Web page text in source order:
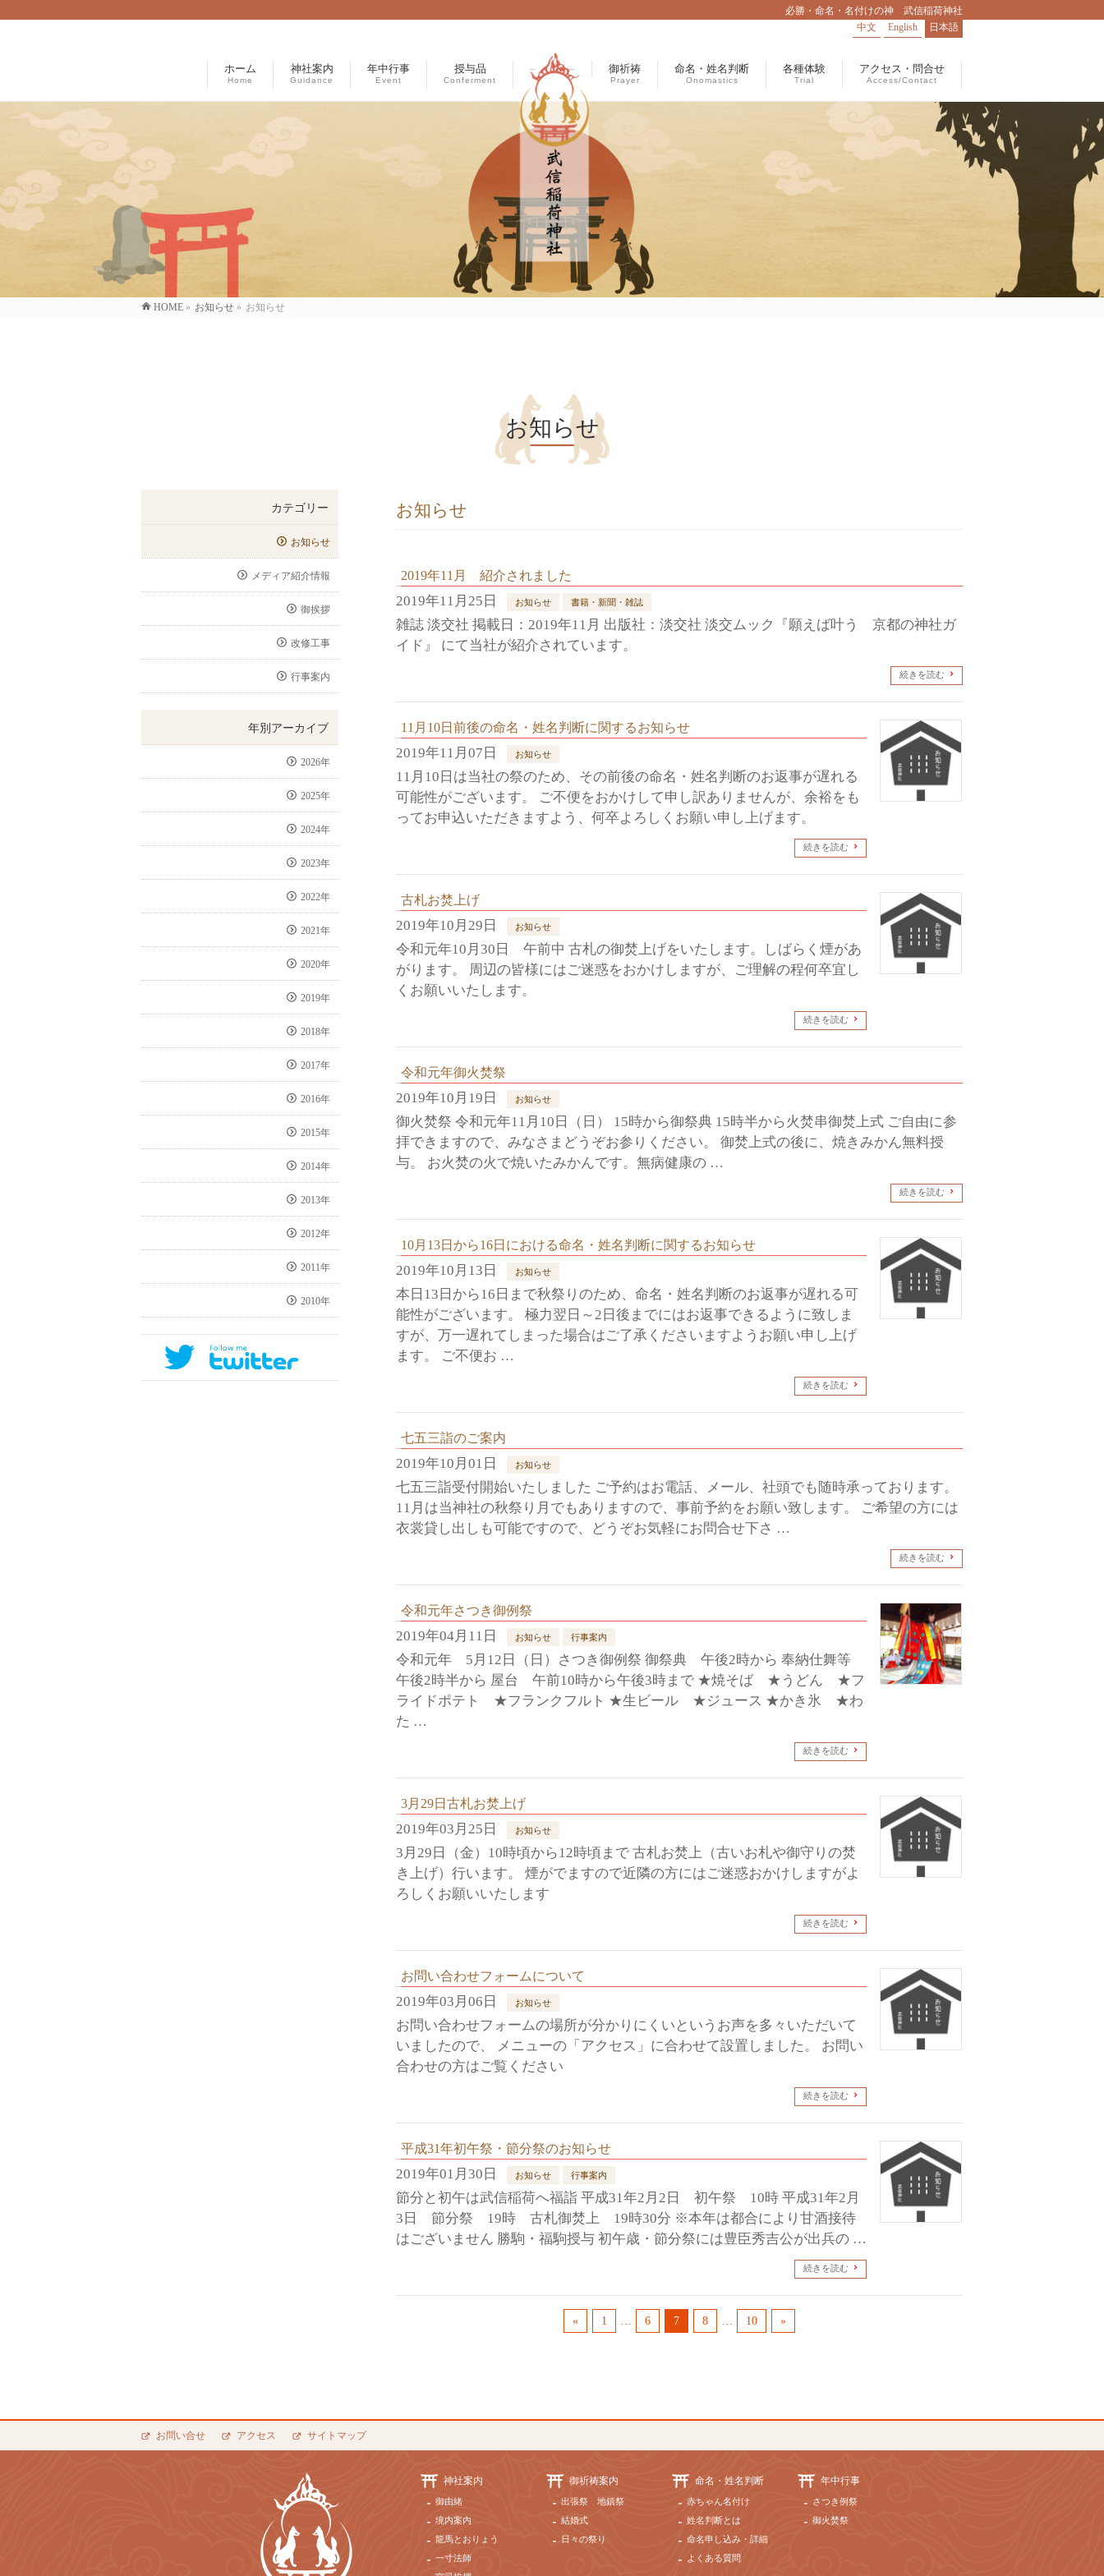
必勝・命名・名付けの神 武信稲荷神社
日本語
English
中文
ホーム
Home
神社案内
Guidance
年中行事
Event
授与品
Conferment
– – 御祈祷
Prayer
命名・姓名判断
Onomastics
各種体験
Trial
アクセス・問合せ
Access/Contact
HOME » お知らせ » お知らせ
お知らせ
お知らせ
2019年11月 紹介されました
2019年11月25日 お知らせ 書籍・新聞・雑誌
雑誌 淡交社 掲載日：2019年11月 出版社：淡交社 淡交ムック『願えば叶う 京都の神社ガ
イド』 にて当社が紹介されています。
続きを読む
11月10日前後の命名・姓名判断に関するお知らせ
2019年11月07日 お知らせ
11月10日は当社の祭のため、その前後の命名・姓名判断のお返事が遅れる
可能性がございます。 ご不便をおかけして申し訳ありませんが、余裕をも
ってお申込いただきますよう、何卒よろしくお願い申し上げます。
続きを読む
古札お焚上げ
2019年10月29日 お知らせ
令和元年10月30日 午前中 古札の御焚上げをいたします。しばらく煙があ
がります。 周辺の皆様にはご迷惑をおかけしますが、ご理解の程何卒宜し
くお願いいたします。
続きを読む
令和元年御火焚祭
2019年10月19日 お知らせ
御火焚祭 令和元年11月10日（日） 15時から御祭典 15時半から火焚串御焚上式 ご自由に参
拝できますので、みなさまどうぞお参りください。 御焚上式の後に、焼きみかん無料授
与。 お火焚の火で焼いたみかんです。無病健康の …
続きを読む
10月13日から16日における命名・姓名判断に関するお知らせ
2019年10月13日 お知らせ
本日13日から16日まで秋祭りのため、命名・姓名判断のお返事が遅れる可
能性がございます。 極力翌日～2日後までにはお返事できるように致しま
すが、万一遅れてしまった場合はご了承くださいますようお願い申し上げ
ます。 ご不便お …
続きを読む
七五三詣のご案内
2019年10月01日 お知らせ
七五三詣受付開始いたしました ご予約はお電話、メール、社頭でも随時承っております。
11月は当神社の秋祭り月でもありますので、事前予約をお願い致します。 ご希望の方には
衣裳貸し出しも可能ですので、どうぞお気軽にお問合せ下さ …
続きを読む
令和元年さつき御例祭
2019年04月11日 お知らせ 行事案内
令和元年 5月12日（日）さつき御例祭 御祭典 午後2時から 奉納仕舞等
午後2時半から 屋台 午前10時から午後3時まで ★焼そば ★うどん ★フ
ライドポテト ★フランクフルト ★生ビール ★ジュース ★かき氷 ★わ
た …
続きを読む
3月29日古札お焚上げ
2019年03月25日 お知らせ
3月29日（金）10時頃から12時頃まで 古札お焚上（古いお札や御守りの焚
き上げ）行います。 煙がでますので近隣の方にはご迷惑おかけしますがよ
ろしくお願いいたします
続きを読む
お問い合わせフォームについて
2019年03月06日 お知らせ
お問い合わせフォームの場所が分かりにくいというお声を多々いただいて
いましたので、 メニューの「アクセス」に合わせて設置しました。 お問い
合わせの方はご覧ください
続きを読む
平成31年初午祭・節分祭のお知らせ
2019年01月30日 お知らせ 行事案内
節分と初午は武信稲荷へ福詣 平成31年2月2日 初午祭 10時 平成31年2月
3日 節分祭 19時 古札御焚上 19時30分 ※本年は都合により甘酒接待
はございません 勝駒・福駒授与 初午歳・節分祭には豊臣秀吉公が出兵の …
続きを読む
« 1 … 6 7 8 … 10 »
カテゴリー
お知らせ
メディア紹介情報
御挨拶
改修工事
行事案内
年別アーカイブ
2026年
2025年
2024年
2023年
2022年
2021年
2020年
2019年
2018年
2017年
2016年
2015年
2014年
2013年
2012年
2011年
2010年
お問い合せ アクセス サイトマップ
神社案内
御由緒
境内案内
龍馬とおりょう
一寸法師
御祈祷案内
出張祭 地鎮祭
結婚式
日々の祭り
命名・姓名判断
赤ちゃん名付け
姓名判断とは
命名申し込み・詳細
よくある質問
年中行事
さつき例祭
御火焚祭